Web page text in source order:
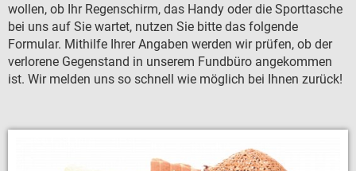
Reiseversicherung
Zustiegsmöglichkeiten
GRUPPENREISEN
LINIENVERKEHR
wollen, ob Ihr Regenschirm, das Handy oder die Sporttasche
bei uns auf Sie wartet, nutzen Sie bitte das folgende
Formular. Mithilfe Ihrer Angaben werden wir prüfen, ob der
verlorene Gegenstand in unserem Fundbüro angekommen
ist. Wir melden uns so schnell wie möglich bei Ihnen zurück!